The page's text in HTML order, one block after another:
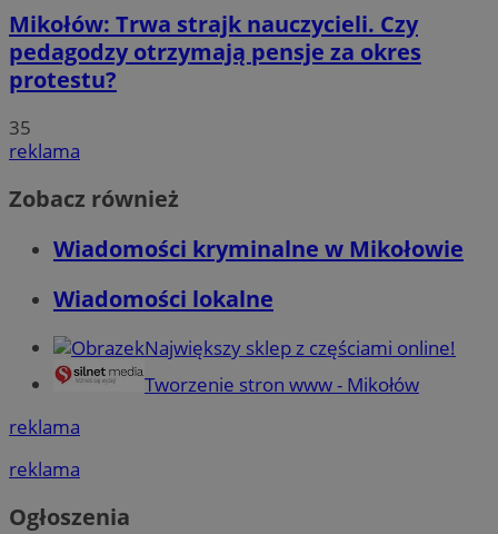
Mikołów: Trwa strajk nauczycieli. Czy
pedagodzy otrzymają pensje za okres
protestu?
35
reklama
Zobacz również
Wiadomości kryminalne w Mikołowie
Wiadomości lokalne
Największy sklep z częściami online!
Tworzenie stron www - Mikołów
reklama
reklama
Ogłoszenia